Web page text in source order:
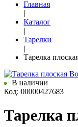
Главная
|
Каталог
|
Тарелки
|
Тарелка
В наличии
Код: 00000427683
Тарелка